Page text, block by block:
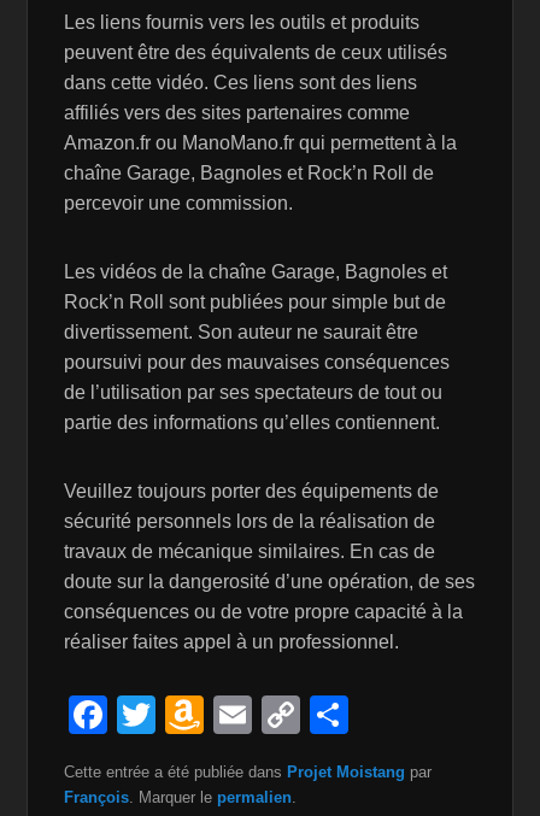
Les liens fournis vers les outils et produits
peuvent être des équivalents de ceux utilisés
dans cette vidéo. Ces liens sont des liens
affiliés vers des sites partenaires comme
Amazon.fr ou ManoMano.fr qui permettent à la
chaîne Garage, Bagnoles et Rock’n Roll de
percevoir une commission.
Les vidéos de la chaîne Garage, Bagnoles et
Rock’n Roll sont publiées pour simple but de
divertissement. Son auteur ne saurait être
poursuivi pour des mauvaises conséquences
de l’utilisation par ses spectateurs de tout ou
partie des informations qu’elles contiennent.
Veuillez toujours porter des équipements de
sécurité personnels lors de la réalisation de
travaux de mécanique similaires. En cas de
doute sur la dangerosité d’une opération, de ses
conséquences ou de votre propre capacité à la
réaliser faites appel à un professionnel.
F
c
T
wi
tt
A
m
a
E
m
ail
C
o
p
ar
ta
Cette entrée a été publiée dans Projet Moistang par
François. Marquer le permalien.